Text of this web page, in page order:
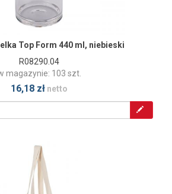
Top Form 440 ml, niebieski
R08290.04
magazynie: 103 szt.
16,18 zł netto